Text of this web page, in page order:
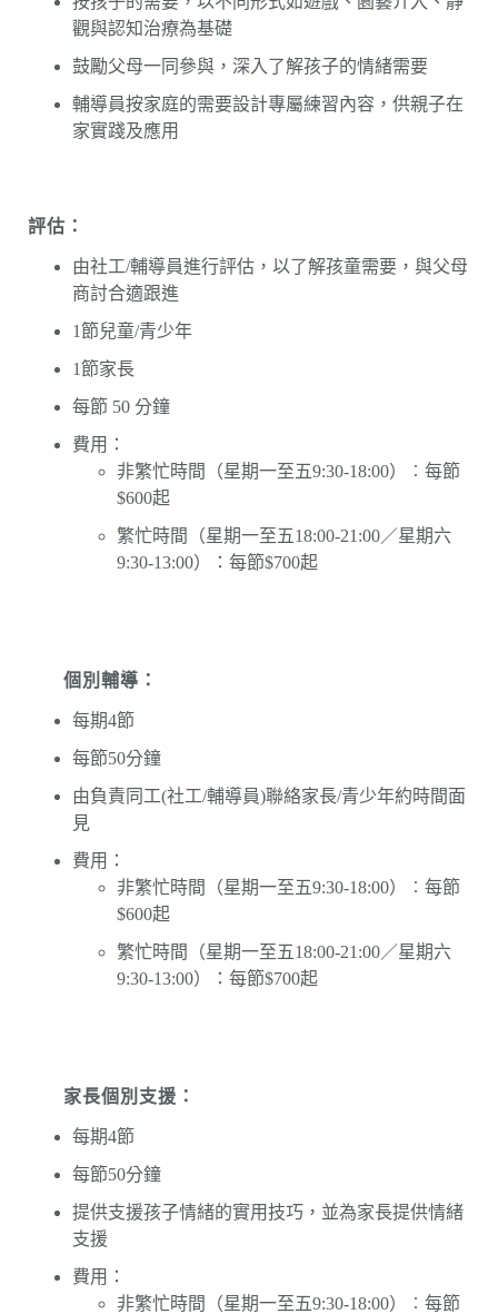
觀與認知治療為基礎
鼓勵父母一同參與，深入了解孩子的情緒需要
輔導員按家庭的需要設計專屬練習內容，供親子在
家實踐及應用
評估：
由社工/輔導員進行評估，以了解孩童需要，與父母
商討合適跟進
1節兒童/青少年
1節家長
每節 50 分鐘
費用：
非繁忙時間（星期一至五9:30-18:00）︰每節
$600起
繁忙時間（星期一至五18:00-21:00／星期六
9:30-13:00）：每節$700起
個別輔導：
每期4節
每節50分鐘
由負責同工(社工/輔導員)聯絡家長/青少年約時間面
見
費用：
非繁忙時間（星期一至五9:30-18:00）︰每節
$600起
繁忙時間（星期一至五18:00-21:00／星期六
9:30-13:00）：每節$700起
家長個別支援：
每期4節
每節50分鐘
提供支援孩子情緒的實用技巧，並為家長提供情緒
支援
費用：
非繁忙時間（星期一至五9:30-18:00）︰每節